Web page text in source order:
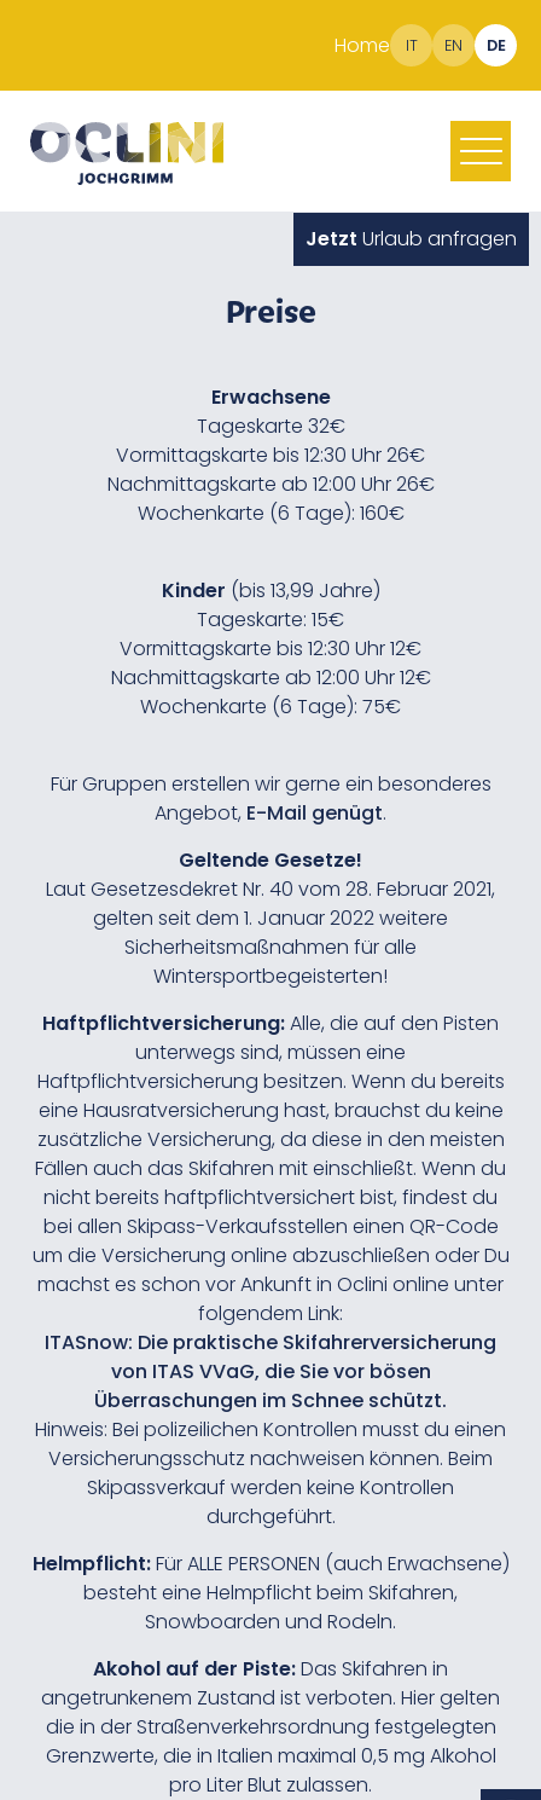
Home IT EN DE
Jetzt Urlaub anfragen
Preise
Erwachsene
Tageskarte 32€
Vormittagskarte bis 12:30 Uhr 26€
Nachmittagskarte ab 12:00 Uhr 26€
Wochenkarte (6 Tage): 160€
Kinder (bis 13,99 Jahre)
Tageskarte: 15€
Vormittagskarte bis 12:30 Uhr 12€
Nachmittagskarte ab 12:00 Uhr 12€
Wochenkarte (6 Tage): 75€
Für Gruppen erstellen wir gerne ein besonderes
Angebot, E-Mail genügt.
Geltende Gesetze!
Laut Gesetzesdekret Nr. 40 vom 28. Februar 2021,
gelten seit dem 1. Januar 2022 weitere
Sicherheitsmaßnahmen für alle
Wintersportbegeisterten!
Haftpflichtversicherung:Alle, die auf den Pisten
unterwegs sind, müssen eine
Haftpflichtversicherung besitzen. Wenn du bereits
eine Hausratversicherung hast, brauchst du keine
zusätzliche Versicherung, da diese in den meisten
Fällen auch das Skifahren mit einschließt. Wenn du
nicht bereits haftpflichtversichert bist, findest du
bei allen Skipass-Verkaufsstellen einen QR-Code
um die Versicherung online abzuschließen oder Du
machst es schon vor Ankunft in Oclini online unter
folgendem Link:
ITASnow: Die praktische Skifahrerversicherung
von ITAS VVaG, die Sie vor bösen
Überraschungen im Schnee schützt.
Hinweis: Bei polizeilichen Kontrollen musst du einen
Versicherungsschutz nachweisen können. Beim
Skipassverkauf werden keine Kontrollen
durchgeführt.
Helmpflicht:Für ALLE PERSONEN (auch Erwachsene)
besteht eine Helmpflicht beim Skifahren,
Snowboarden und Rodeln.
Akohol auf der Piste:Das Skifahren in
angetrunkenem Zustand ist verboten. Hier gelten
die in der Straßenverkehrsordnung festgelegten
Grenzwerte, die in Italien maximal 0,5 mg Alkohol
pro Liter Blut zulassen.